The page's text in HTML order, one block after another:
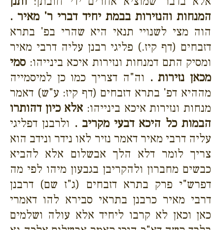
המנחות והנזירות בבמת יחיד דברי ר' מאיר .
הוה מצי לשנויי תנאי היא שהרי בפ' בתרא
דזבחים (דף קיז.) פליגי רבנן עליה דרבי מאיר
ומסיק התם דמנחות ונזירות איכא בינייהו: סמי
מכאן נזירות . וה"ה דצריך כמו כן למיסמייה
מההיא דפ' בתרא דזבחים (דף קיז: ע"ש) דאמר
מנחות ונזירות איכא בינייהו: אלא כיון דהותרו
הבמות כל היכא דבעי מקריב . ולרבנן דפליגי
עליה דרבי מאיר דאמר נזיר לאו נידר ונידב הוא
צריך לומר דלא הלך אבשלום אלא להביא
כבשים מחברון ולהקריבן בגבעון מיהו לפי מה
דפרש"י פרק בתרא דזבחים (ג"ז שם) דרבנן
דרבי מאיר כרבנן בתראי סבירא להו דאמרי
כאן וכאן לא קרבו ליחיד אלא עולה ושלמים